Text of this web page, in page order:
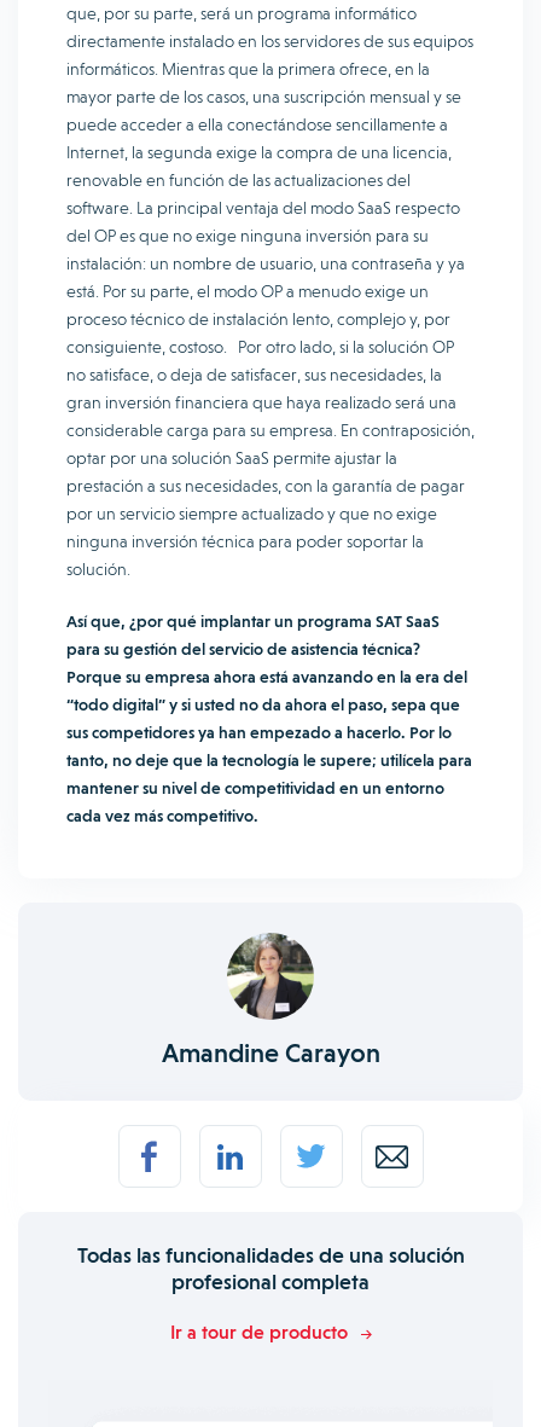
que, por su parte, será un programa informático
directamente instalado en los servidores de sus equipos
informáticos. Mientras que la primera ofrece, en la
mayor parte de los casos, una suscripción mensual y se
puede acceder a ella conectándose sencillamente a
Internet, la segunda exige la compra de una licencia,
renovable en función de las actualizaciones del
software. La principal ventaja del modo SaaS respecto
del OP es que no exige ninguna inversión para su
instalación: un nombre de usuario, una contraseña y ya
está. Por su parte, el modo OP a menudo exige un
proceso técnico de instalación lento, complejo y, por
consiguiente, costoso. Por otro lado, si la solución OP
no satisface, o deja de satisfacer, sus necesidades, la
gran inversión financiera que haya realizado será una
considerable carga para su empresa. En contraposición,
optar por una solución SaaS permite ajustar la
prestación a sus necesidades, con la garantía de pagar
por un servicio siempre actualizado y que no exige
ninguna inversión técnica para poder soportar la
solución.
Así que, ¿por qué implantar un programa SAT SaaS
para su gestión del servicio de asistencia técnica?
Porque su empresa ahora está avanzando en la era del
“todo digital” y si usted no da ahora el paso, sepa que
sus competidores ya han empezado a hacerlo. Por lo
tanto, no deje que la tecnología le supere; utilícela para
mantener su nivel de competitividad en un entorno
cada vez más competitivo.
Amandine Carayon
Todas las funcionalidades de una solución
profesional completa
Ir a tour de producto